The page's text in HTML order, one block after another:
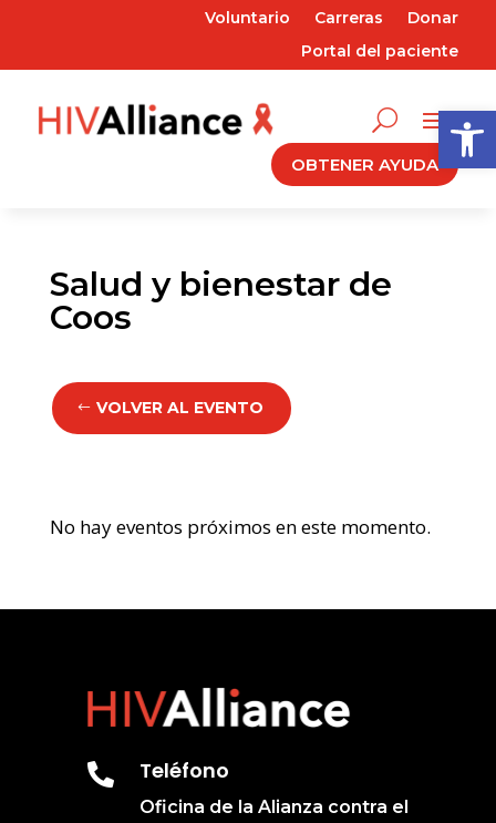
Abrir
Voluntario Carreras
Donar
Portal del paciente
OBTENER AYUDA
Salud y bienestar de
Coos
VOLVER AL EVENTO
No hay eventos próximos en este momento.
 Teléfono
Oficina de la Alianza contra el